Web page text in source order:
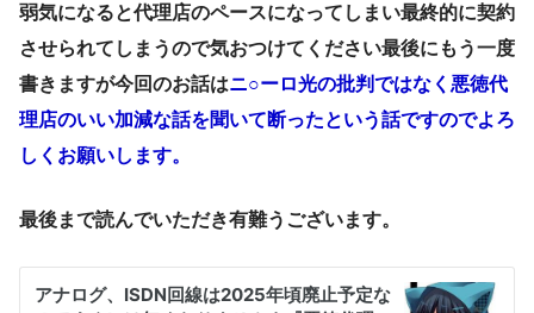
弱気になると代理店のペースになってしまい最終的に契約
させられてしまうので気おつけてください最後にもう一度
書きますが今回のお話はニ○ーロ光の批判ではなく悪徳代
理店のいい加減な話を聞いて断ったという話ですのでよろ
しくお願いします。
最後まで読んでいただき有難うございます。